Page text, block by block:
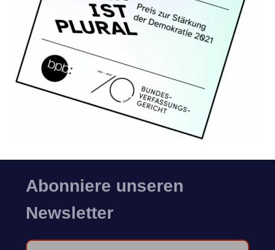
Abonniere unseren
Newsletter